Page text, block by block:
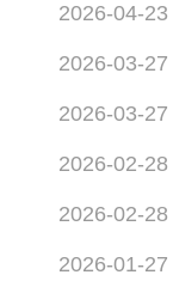
2026-04-23
2026-03-27
2026-03-27
2026-02-28
2026-02-28
2026-01-27